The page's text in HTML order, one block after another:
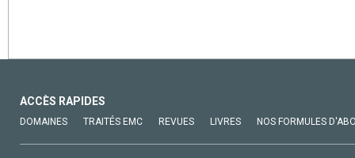
ACCÈS RAPIDES
DOMAINES TRAITÉS EMC REVUES LIVRES NOS FORMULES